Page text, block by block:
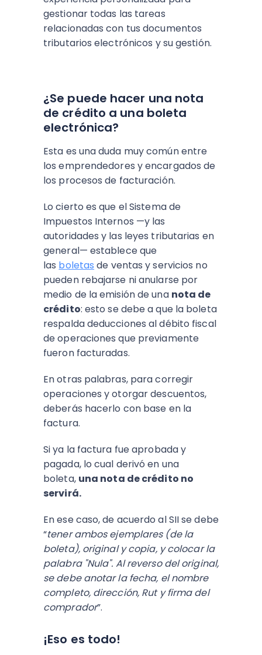
gestionar todas las tareas
relacionadas con tus documentos
tributarios electrónicos y su gestión.
¿Se puede hacer una nota
de crédito a una boleta
electrónica?
Esta es una duda muy común entre
los emprendedores y encargados de
los procesos de facturación.
Lo cierto es que el Sistema de
Impuestos Internos —y las
autoridades y las leyes tributarias en
general— establece que
las boletas de ventas y servicios no
pueden rebajarse ni anularse por
medio de la emisión de una nota de
crédito: esto se debe a que la boleta
respalda deducciones al débito fiscal
de operaciones que previamente
fueron facturadas.
En otras palabras, para corregir
operaciones y otorgar descuentos,
deberás hacerlo con base en la
factura.
Si ya la factura fue aprobada y
pagada, lo cual derivó en una
boleta, una nota de crédito no
servirá.
En ese caso, de acuerdo al SII se debe
“tener ambos ejemplares (de la
boleta), original y copia, y colocar la
palabra "Nula". Al reverso del original,
se debe anotar la fecha, el nombre
completo, dirección, Rut y firma del
comprador”.
¡Eso es todo!